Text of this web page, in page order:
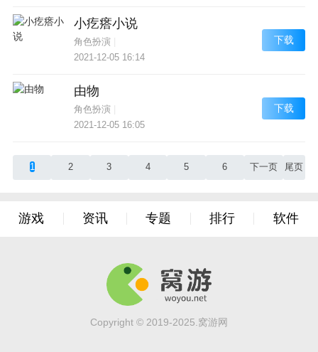
小疙瘩小说
角色扮演|
2021-12-05 16:14
下载
由物
角色扮演|
2021-12-05 16:05
下载
1 2 3 4 5 6 下一页 尾页
游戏 资讯 专题 排行 软件
Copyright © 2019-2025.窝游网